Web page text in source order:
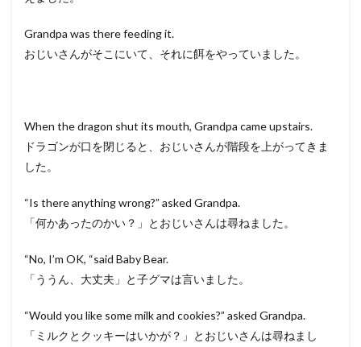
Grandpa was there feeding it.
おじいさんがそこにいて、それに餌をやっていました。
When the dragon shut its mouth, Grandpa came upstairs.
ドラゴンが口を閉じると、おじいさんが階段を上がってきま
した。
“Is there anything wrong?” asked Grandpa.
「何かあったのかい？」とおじいさんは尋ねました。
“No, I’m OK, “said Baby Bear.
「ううん、大丈夫」と子グマは言いました。
“Would you like some milk and cookies?” asked Grandpa.
「ミルクとクッキーはいかが？」とおじいさんは尋ねまし